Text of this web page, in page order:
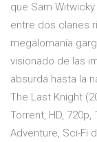
que Sam
entre dos clanes
megalomanía
visionado de las
absurda hasta la
The Last Knight
Torrent, HD,
Adventure, Sci-Fi